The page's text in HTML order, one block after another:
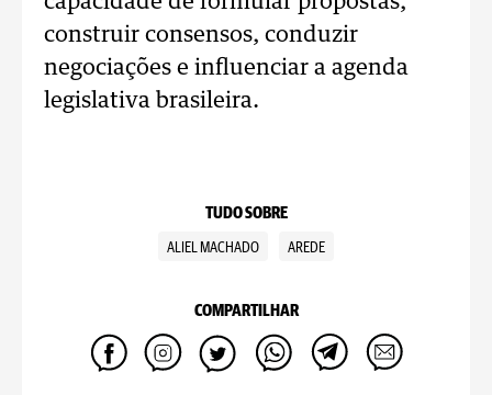
construir consensos, conduzir
negociações e influenciar a agenda
legislativa brasileira.
TUDO SOBRE
ALIEL MACHADO AREDE
COMPARTILHAR